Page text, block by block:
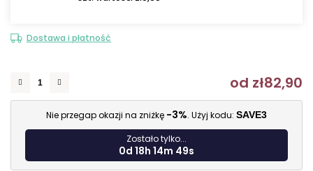
Dostawa i płatność
od zł82,90
Nie przegap okazji na zniżkę -3%. Użyj kodu: SAVE3
Zostało tylko...
0d 18h 14m 48s